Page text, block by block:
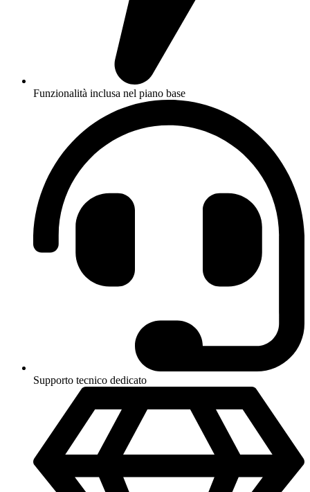
Funzionalità inclusa nel piano base
Supporto tecnico dedicato